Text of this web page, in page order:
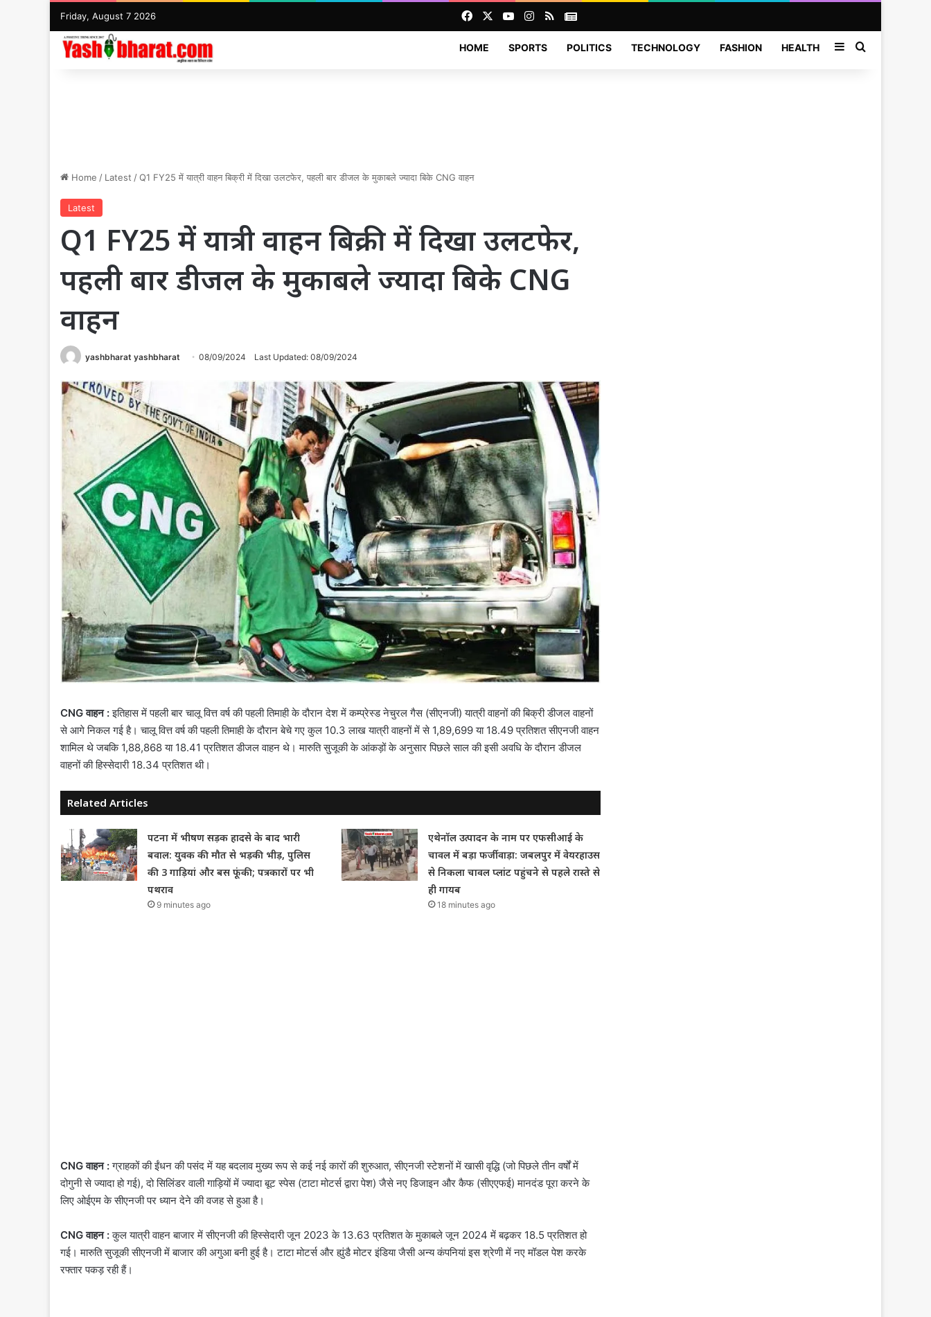
Friday, August 7 2026 FacebookYouTubeInstagram
RSSNews
HOME SPORTS POLITICS TECHNOLOGY FASHION HEALTH SidebarSearch for
Home / Latest /Q1 FY25 में यात्री वाहन बिक्री में दिखा उलटफेर, पहली बार डीजल के मुकाबले ज्यादा बिके CNG वाहन
Latest
Q1 FY25 में यात्री वाहन बिक्री में दिखा उलटफेर,
पहली बार डीजल के मुकाबले ज्यादा बिके CNG
वाहन
yashbharat yashbharat 08/09/2024 Last Updated: 08/09/2024
CNG वाहन :इतिहास में पहली बार चालू वित्त वर्ष की पहली तिमाही के दौरान देश में कम्प्रेस्ड नेचुरल गैस (सीएनजी) यात्री वाहनों की बिक्री डीजल वाहनों
से आगे निकल गई है। चालू वित्त वर्ष की पहली तिमाही के दौरान बेचे गए कुल 10.3 लाख यात्री वाहनों में से 1,89,699 या 18.49 प्रतिशत सीएनजी वाहन
शामिल थे जबकि 1,88,868 या 18.41 प्रतिशत डीजल वाहन थे। मारुति सुजूकी के आंकड़ों के अनुसार पिछले साल की इसी अवधि के दौरान डीजल
वाहनों की हिस्सेदारी 18.34 प्रतिशत थी।
Related Articles
पटना में भीषण सड़क हादसे के बाद भारी
बवाल: युवक की मौत से भड़की भीड़, पुलिस
की 3 गाड़ियां और बस फूंकी; पत्रकारों पर भी
पथराव
9 minutes ago
एथेनॉल उत्पादन के नाम पर एफसीआई के
चावल में बड़ा फर्जीवाड़ा: जबलपुर में वेयरहाउस
से निकला चावल प्लांट पहुंचने से पहले रास्ते से
ही गायब
18 minutes ago
CNG वाहन :ग्राहकों की ईंधन की पसंद में यह बदलाव मुख्य रूप से कई नई कारों की शुरुआत, सीएनजी स्टेशनों में खासी वृद्धि (जो पिछले तीन वर्षों में
दोगुनी से ज्यादा हो गई), दो सिलिंडर वाली गाड़ियों में ज्यादा बूट स्पेस (टाटा मोटर्स द्वारा पेश) जैसे नए डिजाइन और कैफ (सीएएफई) मानदंड पूरा करने के
लिए ओईएम के सीएनजी पर ध्यान देने की वजह से हुआ है।
CNG वाहन :कुल यात्री वाहन बाजार में सीएनजी की हिस्सेदारी जून 2023 के 13.63 प्रतिशत के मुकाबले जून 2024 में बढ़कर 18.5 प्रतिशत हो
गई। मारुति सुजूकी सीएनजी में बाजार की अगुआ बनी हुई है। टाटा मोटर्स और ह्युंडै मोटर इंडिया जैसी अन्य कंपनियां इस श्रेणी में नए मॉडल पेश करके
रफ्तार पकड़ रही हैं।